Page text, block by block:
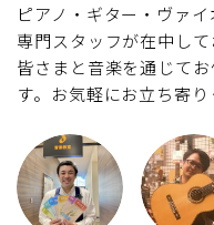
ピアノ・ギター・ヴァ
専門スタッフが在中して
皆さまと音楽を通じて
す。お気軽にお立ち寄り